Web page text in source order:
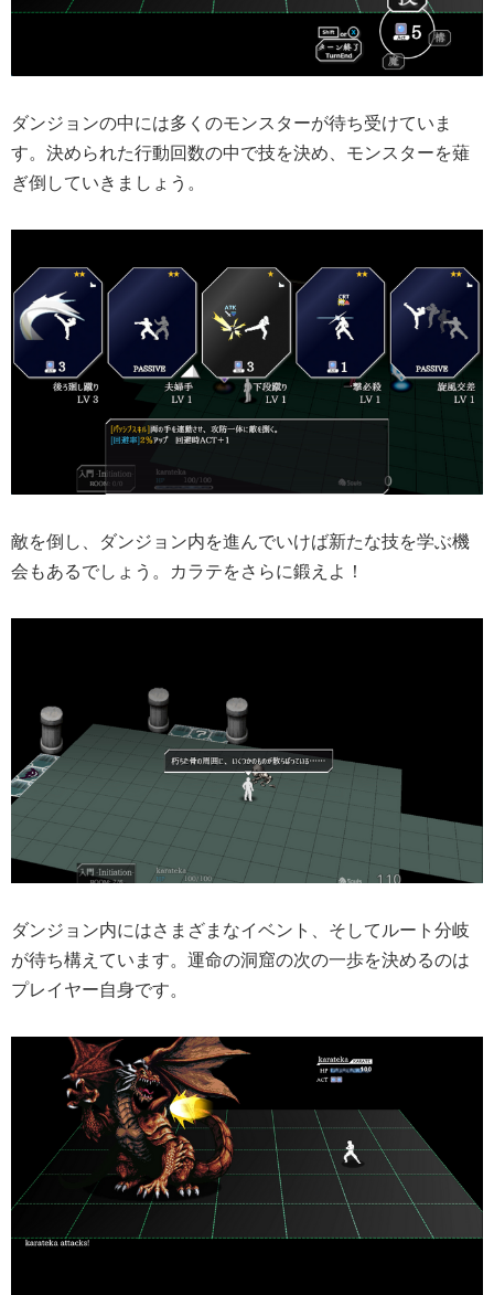
ダンジョンの中には多くのモンスターが待ち受けていま
す。決められた行動回数の中で技を決め、モンスターを薙
ぎ倒していきましょう。
敵を倒し、ダンジョン内を進んでいけば新たな技を学ぶ機
会もあるでしょう。カラテをさらに鍛えよ！
ダンジョン内にはさまざまなイベント、そしてルート分岐
が待ち構えています。運命の洞窟の次の一歩を決めるのは
プレイヤー自身です。